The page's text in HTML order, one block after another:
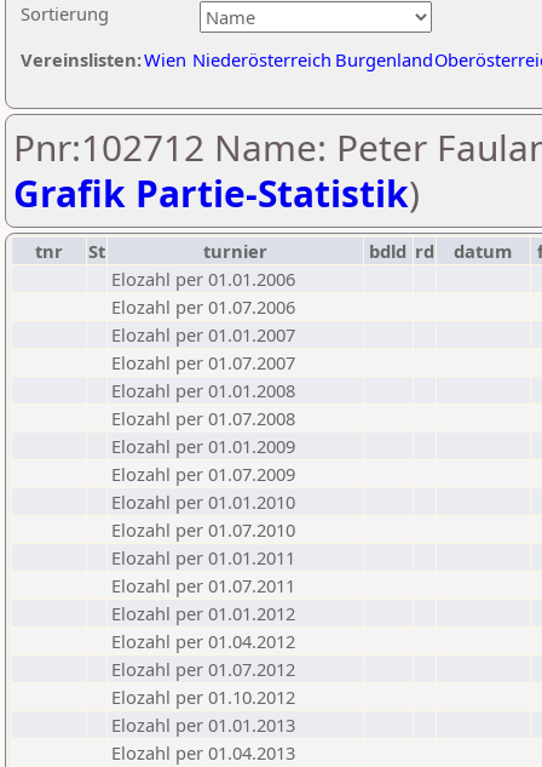
Sortierung
Vereinslisten:Wien Niederösterreich Burgenland
Pnr:102712 Name: Peter
Grafik Partie-Statistik)
tnr St turnier bdld rd datum
Elozahl per 01.01.2006
Elozahl per 01.07.2006
Elozahl per 01.01.2007
Elozahl per 01.07.2007
Elozahl per 01.01.2008
Elozahl per 01.07.2008
Elozahl per 01.01.2009
Elozahl per 01.07.2009
Elozahl per 01.01.2010
Elozahl per 01.07.2010
Elozahl per 01.01.2011
Elozahl per 01.07.2011
Elozahl per 01.01.2012
Elozahl per 01.04.2012
Elozahl per 01.07.2012
Elozahl per 01.10.2012
Elozahl per 01.01.2013
Elozahl per 01.04.2013